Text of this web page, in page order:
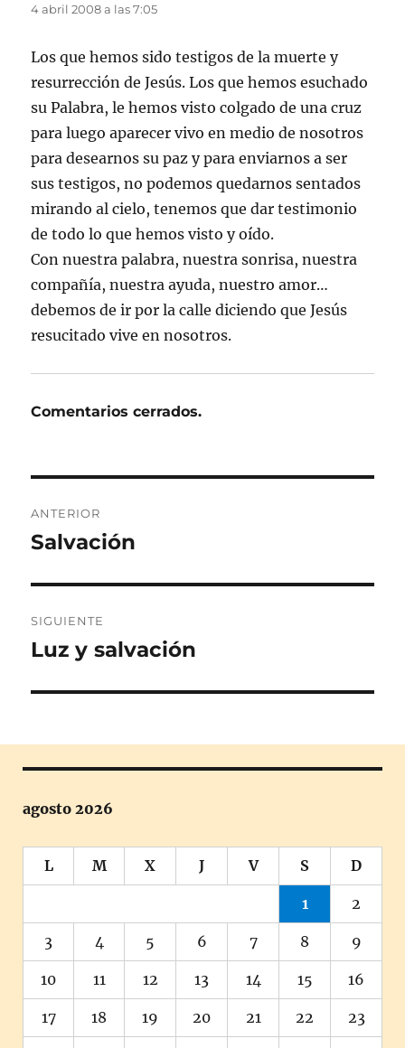
4 abril 2008 a las 7:05
Los que hemos sido testigos de la muerte y
resurrección de Jesús. Los que hemos esuchado
su Palabra, le hemos visto colgado de una cruz
para luego aparecer vivo en medio de nosotros
para desearnos su paz y para enviarnos a ser
sus testigos, no podemos quedarnos sentados
mirando al cielo, tenemos que dar testimonio
de todo lo que hemos visto y oído.
Con nuestra palabra, nuestra sonrisa, nuestra
compañía, nuestra ayuda, nuestro amor…
debemos de ir por la calle diciendo que Jesús
resucitado vive en nosotros.
Comentarios cerrados.
de
ANTERIOR
Entrada
Salvación
SIGUIENTE
Entrada
Luz y salvación
agosto 2026
L M X J V S D
1 2
3 4 5 6 7 8 9
10 11 12 13 14 15 16
17 18 19 20 21 22 23